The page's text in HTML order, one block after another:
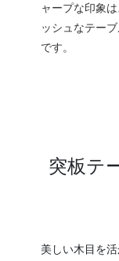
ャープな印象
ッシュなテー
です。
突板テ
美しい木目を